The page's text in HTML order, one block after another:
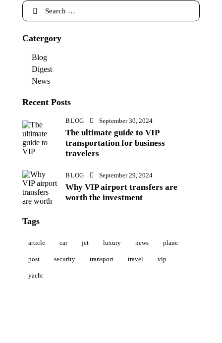
Catergory
Blog
Digest
News
Recent Posts
BLOG September 30, 2024
The ultimate guide to VIP
transportation for business
travelers
BLOG September 29, 2024
Why VIP airport transfers are
worth the investment
Tags
article car jet luxury news plane
post security transport travel vip
yacht